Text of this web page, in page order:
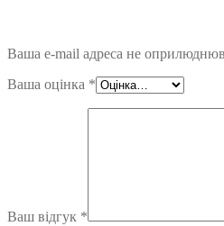
Ваша e-mail адреса не
Ваша оцінка *
Ваш відгук *